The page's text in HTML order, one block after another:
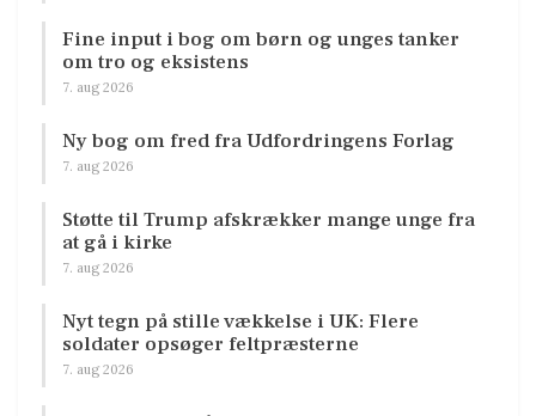
Fine input i bog om børn og unges tanker
om tro og eksistens
7. aug 2026
Ny bog om fred fra Udfordringens Forlag
7. aug 2026
Støtte til Trump afskrækker mange unge fra
at gå i kirke
7. aug 2026
Nyt tegn på stille vækkelse i UK: Flere
soldater opsøger feltpræsterne
7. aug 2026